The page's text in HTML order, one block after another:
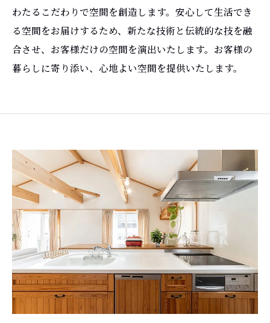
わたるこだわりで空間を創造します。安心して生活でき
る空間をお届けするため、新たな技術と伝統的な技を融
合させ、お客様だけの空間を演出いたします。お客様の
暮らしに寄り添い、心地よい空間を提供いたします。